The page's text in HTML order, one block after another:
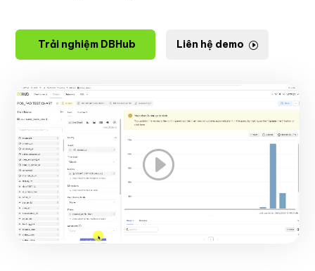
Trải nghiệm DBHub Liên hệ demo